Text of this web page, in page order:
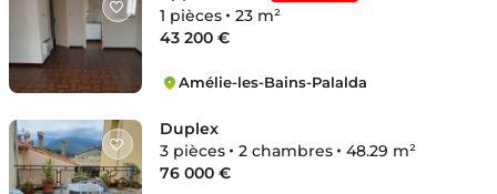
1 pièces
23 m²
43 200 €
Amélie-les-Bains-Palalda
Duplex
3 pièces
2 chambres
48.29 m²
76 000 €